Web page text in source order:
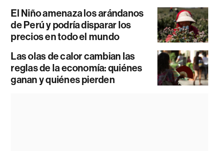
El Niño amenaza los arándanos
de Perú y podría disparar los
precios en todo el mundo
Las olas de calor cambian las
reglas de la economía: quiénes
ganan y quiénes pierden